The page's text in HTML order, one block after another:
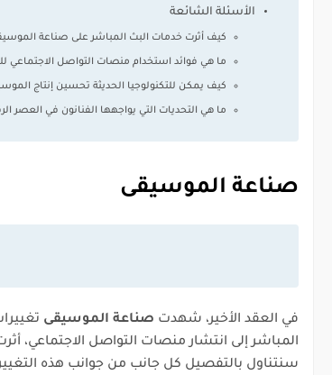
الأسئلة الشائعة
كيف أثرت خدمات البث المباشر على صناعة
ما هي فوائد استخدام منصات التواصل الاجتماعي
كيف يمكن للتكنولوجيا الحديثة تحسين إنتاج
ما هي التحديات التي يواجهها الفنانون في العصر
صناعة الموسيقى
في العقد الأخير، شهدت صناعة الموسيقى
المباشر إلى انتشار منصات التواصل الاجتماعي،
سنتناول بالتفصيل كل جانب من جوانب هذه